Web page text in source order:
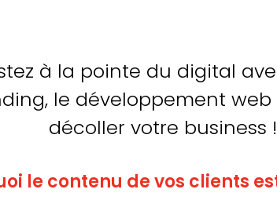
à la pointe du digital
le développement
décoller votre business !
le contenu de vos clients